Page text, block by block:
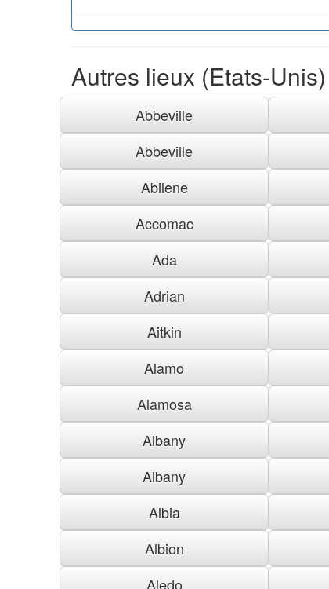
Autres lieux (Etats-Unis)
Abbeville
Abbeville
Abilene
Accomac
Ada
Adrian
Aitkin
Alamo
Alamosa
Albany
Albany
Albia
Albion
Aledo